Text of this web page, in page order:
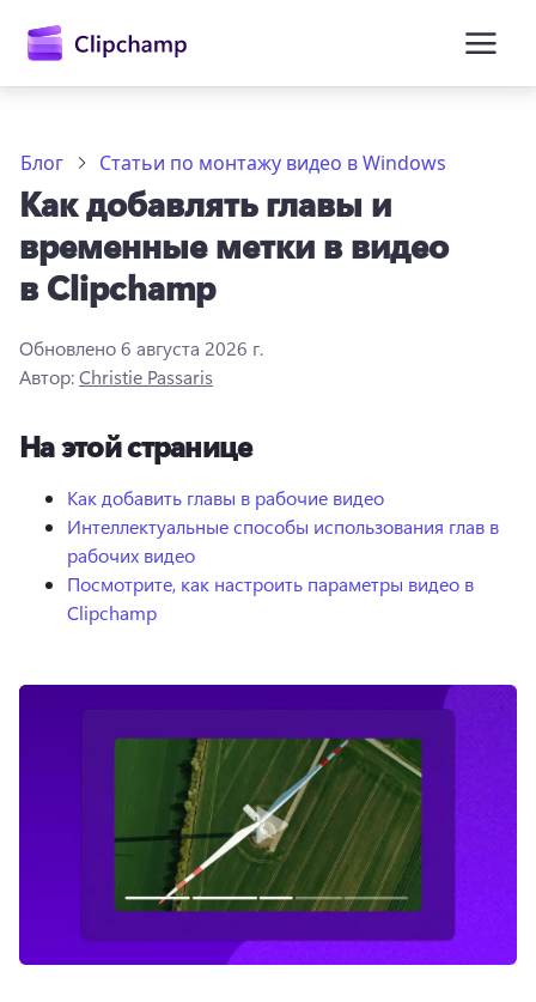
содержимому
Войти
Блог Статьи по монтажу видео в Windows
Как добавлять главы и
временные метки в видео
в Clipchamp
Обновлено6 августа 2026 г.
Автор:Christie Passaris
На этой странице
Как добавить главы в рабочие видео
Интеллектуальные способы использования глав в
рабочих видео
Посмотрите, как настроить параметры видео в
Clipchamp